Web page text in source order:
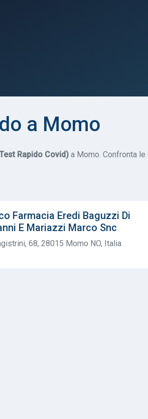
a Momo
Rapido Covid) a Momo. Confronta
Farmacia Eredi Baguzzi Di
E Mariazzi Marco Snc
68, 28015 Momo NO, Italia